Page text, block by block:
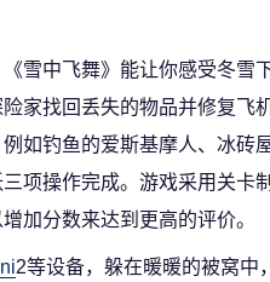
《雪中飞舞》能让你感受冬雪
家找回丢失的物品并修复
如钓鱼的爱斯基摩人、冰
项操作完成。游戏采用关卡
加分数来达到更高的评价。
2等设备，躲在暖暖的被窝中